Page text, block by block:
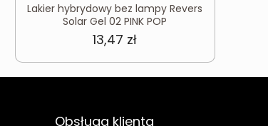
Lakier hybrydowy bez lampy Revers
Solar Gel 02 PINK POP
13,47 zł
Obsługa klienta